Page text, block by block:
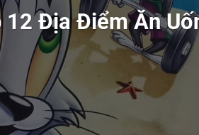
Địa Điểm Ăn